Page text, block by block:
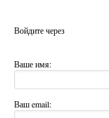
Войдите через
Ваше имя:
Ваш email: